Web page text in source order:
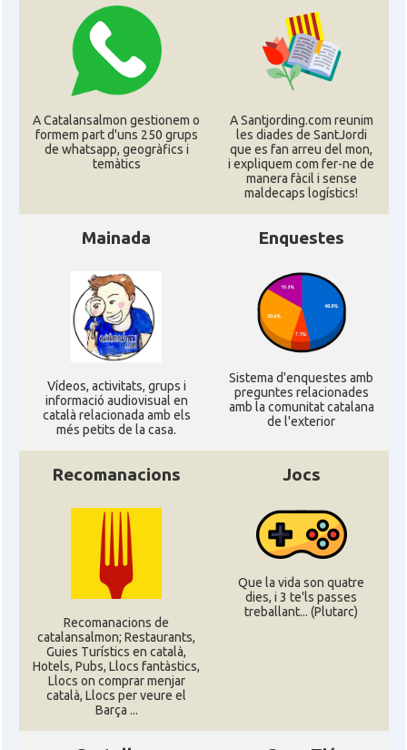
A Catalansalmon gestionem o
formem part d'uns 250 grups
de whatsapp, geogràfics i
temàtics
A Santjording.com reunim
les diades de SantJordi
que es fan arreu del mon,
i expliquem com fer-ne de
manera fàcil i sense
maldecaps logí­stics!
Mainada
Ví­deos, activitats, grups i
informació audiovisual en
català relacionada amb els
més petits de la casa.
Enquestes
Sistema d'enquestes amb
preguntes relacionades
amb la comunitat catalana
de l'exterior
Recomanacions
Recomanacions de
catalansalmon; Restaurants,
Guies Turístics en català,
Hotels, Pubs, Llocs fantàstics,
Llocs on comprar menjar
català, Llocs per veure el
Barça ...
Jocs
Que la vida son quatre
dies, i 3 te'ls passes
treballant... (Plutarc)